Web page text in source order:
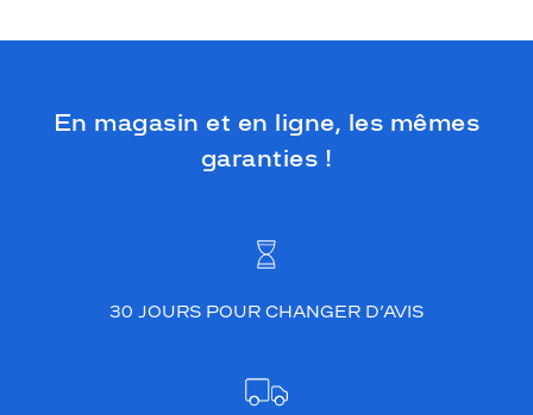
En magasin et en ligne, les mêmes
garanties !
30 JOURS POUR CHANGER D’AVIS